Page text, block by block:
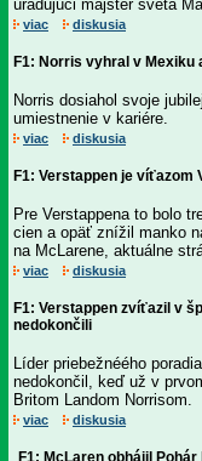
úradujúci majster sveta
viac diskusia
F1: Norris vyhral v
Norris dosiahol svoje
umiestnenie v kariére.
viac diskusia
F1: Verstappen je víťazom
Pre Verstappena to bolo
cien a opäť znížil manko
na McLarene, aktuálne
viac diskusia
F1: Verstappen zvíťazil v
nedokončili
Líder priebežnéého
nedokončil, keď už v
Britom Landom Norrisom.
viac diskusia
F1: McLaren obhájil